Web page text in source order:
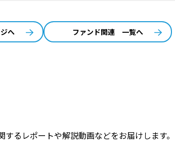
へ ファンド関連 一覧へ
るレポートや解説動画などをお届けします。